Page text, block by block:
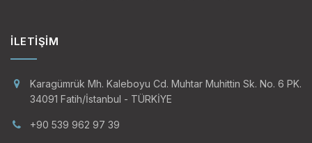
İLETIŞIM
Karagümrük Mh. Kaleboyu Cd. Muhtar Muhittin Sk. No. 6 PK.
34091 Fatih/İstanbul - TÜRKİYE
+90 539 962 97 39